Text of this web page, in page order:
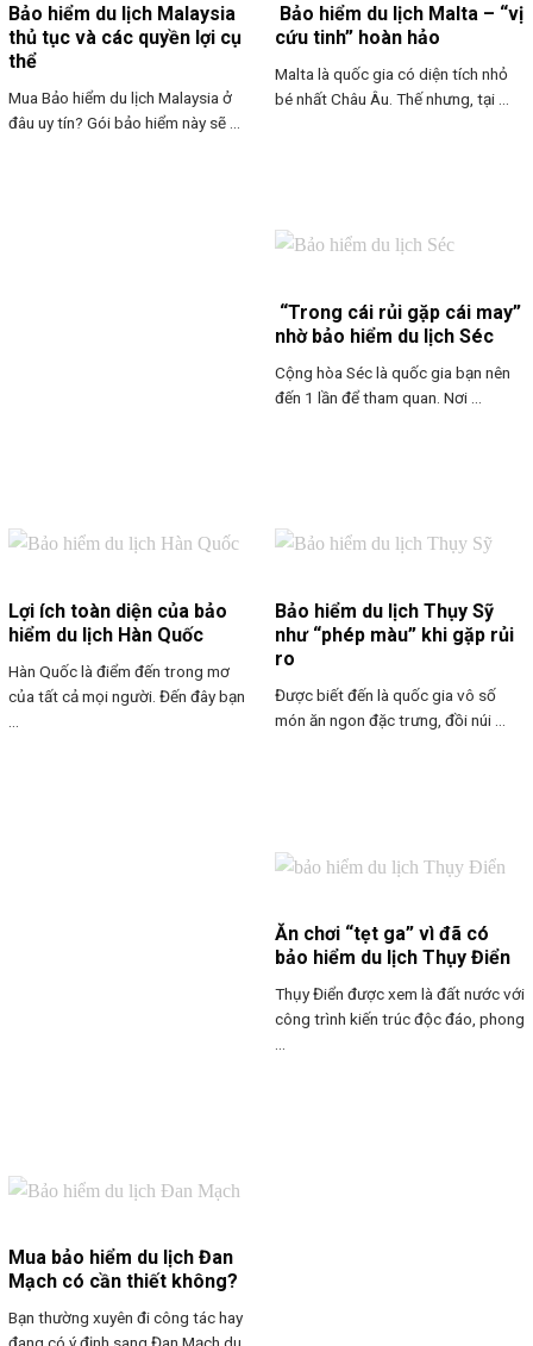
Bảo hiểm du lịch Malaysia
thủ tục và các quyền lợi cụ
thể
Mua Bảo hiểm du lịch Malaysia ở
đâu uy tín? Gói bảo hiểm này sẽ ...
Bảo hiểm du lịch Malta – “vị
cứu tinh” hoàn hảo
Malta là quốc gia có diện tích nhỏ
bé nhất Châu Âu. Thế nhưng, tại ...
“Trong cái rủi gặp cái may”
nhờ bảo hiểm du lịch Séc
Cộng hòa Séc là quốc gia bạn nên
đến 1 lần để tham quan. Nơi ...
Lợi ích toàn diện của bảo
hiểm du lịch Hàn Quốc
Hàn Quốc là điểm đến trong mơ
của tất cả mọi người. Đến đây bạn
Bảo hiểm du lịch Thụy Sỹ
như “phép màu” khi gặp rủi
ro
Được biết đến là quốc gia vô số
món ăn ngon đặc trưng, đồi núi ...
Ăn chơi “tẹt ga” vì đã có
bảo hiểm du lịch Thụy Điển
Thụy Điển được xem là đất nước với
công trình kiến trúc độc đáo, phong
Mua bảo hiểm du lịch Đan
Mạch có cần thiết không?
Bạn thường xuyên đi công tác hay